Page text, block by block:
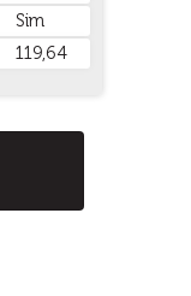
Sim
119,64